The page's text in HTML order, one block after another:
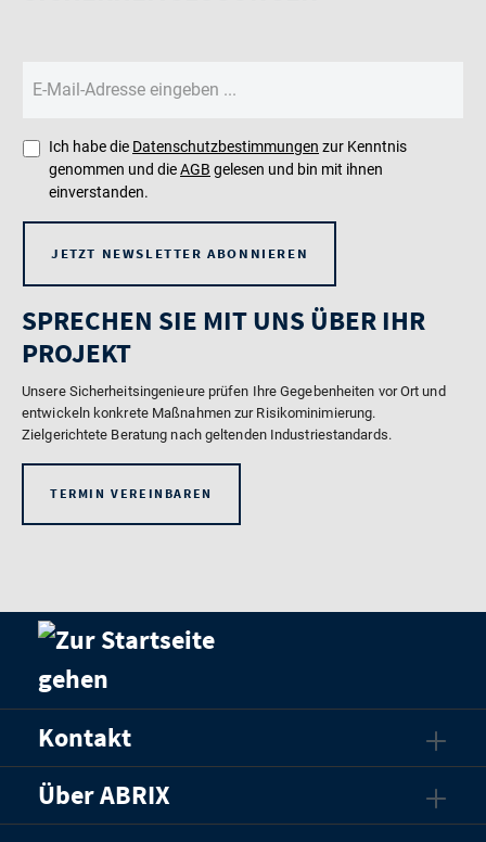
Ich habe die Datenschutzbestimmungen zur Kenntnis
genommen und dieAGB gelesen und bin mit ihnen
einverstanden.
JETZT NEWSLETTER ABONNIEREN
SPRECHEN SIE MIT UNS ÜBER IHR
PROJEKT
Unsere Sicherheitsingenieure prüfen Ihre Gegebenheiten vor Ort und
entwickeln konkrete Maßnahmen zur Risikominimierung.
Zielgerichtete Beratung nach geltenden Industriestandards.
TERMIN VEREINBAREN
Kontakt
Über ABRIX